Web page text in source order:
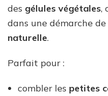
des gélules végétales,
dans une démarche de
naturelle.
Parfait pour :
combler les petites